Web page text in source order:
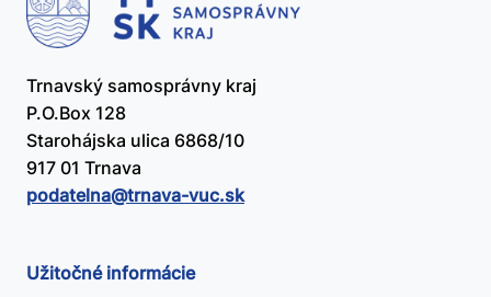
Trnavský samosprávny kraj
P.O.Box 128
Starohájska ulica 6868/10
917 01 Trnava
podatelna@​trnava-vuc.sk
Užitočné informácie